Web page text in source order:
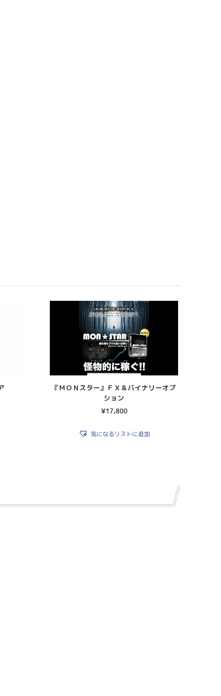
『ＭＯＮスター』ＦＸ＆バイナリーオプ
ション
¥17,800
気になるリストに追加